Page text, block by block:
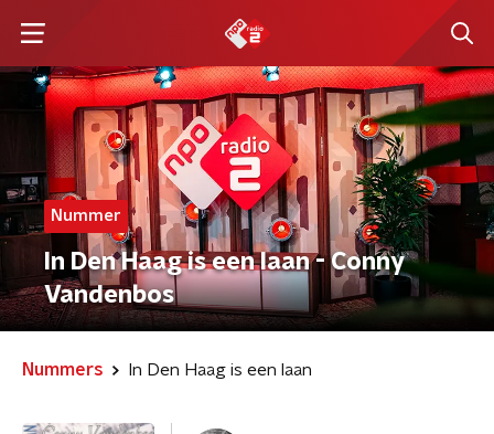
Nummer
In Den Haag is een laan - Conny
Vandenbos
Nummers In Den Haag is een laan